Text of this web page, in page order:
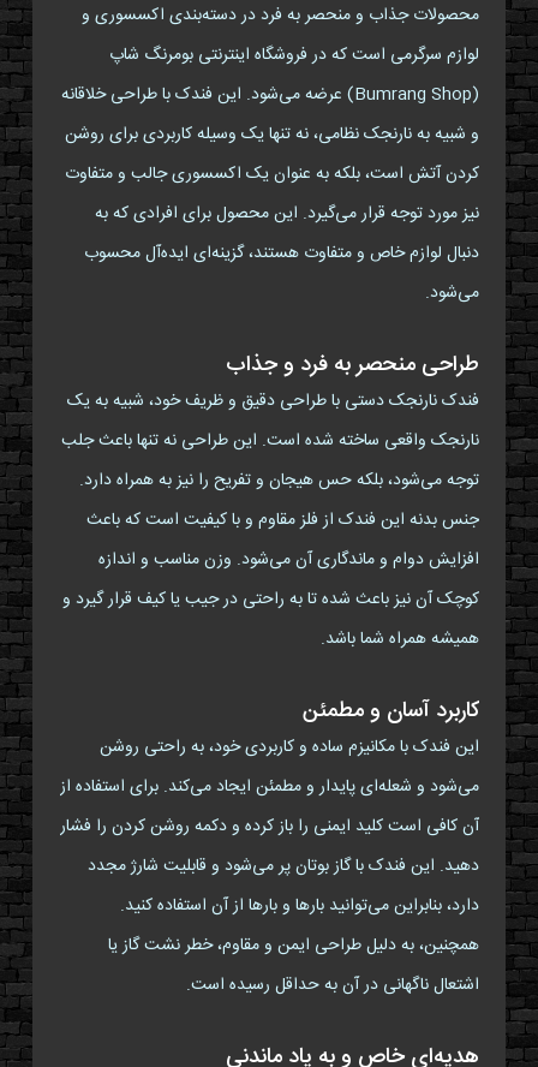
محصولات جذاب و منحصر به فرد در دسته‌بندی اکسسوری و
لوازم سرگرمی است که در فروشگاه اینترنتی بومرنگ شاپ
(Bumrang Shop) عرضه می‌شود. این فندک با طراحی خلاقانه
و شبیه به نارنجک نظامی، نه تنها یک وسیله کاربردی برای روشن
کردن آتش است، بلکه به عنوان یک اکسسوری جالب و متفاوت
نیز مورد توجه قرار می‌گیرد. این محصول برای افرادی که به
دنبال لوازم خاص و متفاوت هستند، گزینه‌ای ایده‌آل محسوب
می‌شود.
طراحی منحصر به فرد و جذاب
فندک نارنجک دستی با طراحی دقیق و ظریف خود، شبیه به یک
نارنجک واقعی ساخته شده است. این طراحی نه تنها باعث جلب
توجه می‌شود، بلکه حس هیجان و تفریح را نیز به همراه دارد.
جنس بدنه این فندک از فلز مقاوم و با کیفیت است که باعث
افزایش دوام و ماندگاری آن می‌شود. وزن مناسب و اندازه
کوچک آن نیز باعث شده تا به راحتی در جیب یا کیف قرار گیرد و
همیشه همراه شما باشد.
کاربرد آسان و مطمئن
این فندک با مکانیزم ساده و کاربردی خود، به راحتی روشن
می‌شود و شعله‌ای پایدار و مطمئن ایجاد می‌کند. برای استفاده از
آن کافی است کلید ایمنی را باز کرده و دکمه روشن کردن را فشار
دهید. این فندک با گاز بوتان پر می‌شود و قابلیت شارژ مجدد
دارد، بنابراین می‌توانید بارها و بارها از آن استفاده کنید.
همچنین، به دلیل طراحی ایمن و مقاوم، خطر نشت گاز یا
اشتعال ناگهانی در آن به حداقل رسیده است.
هدیه‌ای خاص و به یاد ماندنی